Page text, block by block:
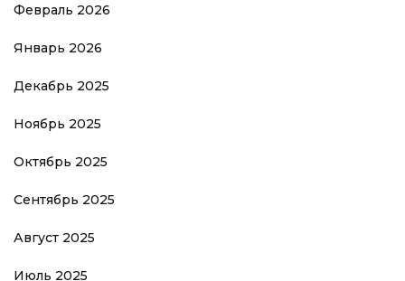
Февраль 2026
Январь 2026
Декабрь 2025
Ноябрь 2025
Октябрь 2025
Сентябрь 2025
Август 2025
Июль 2025